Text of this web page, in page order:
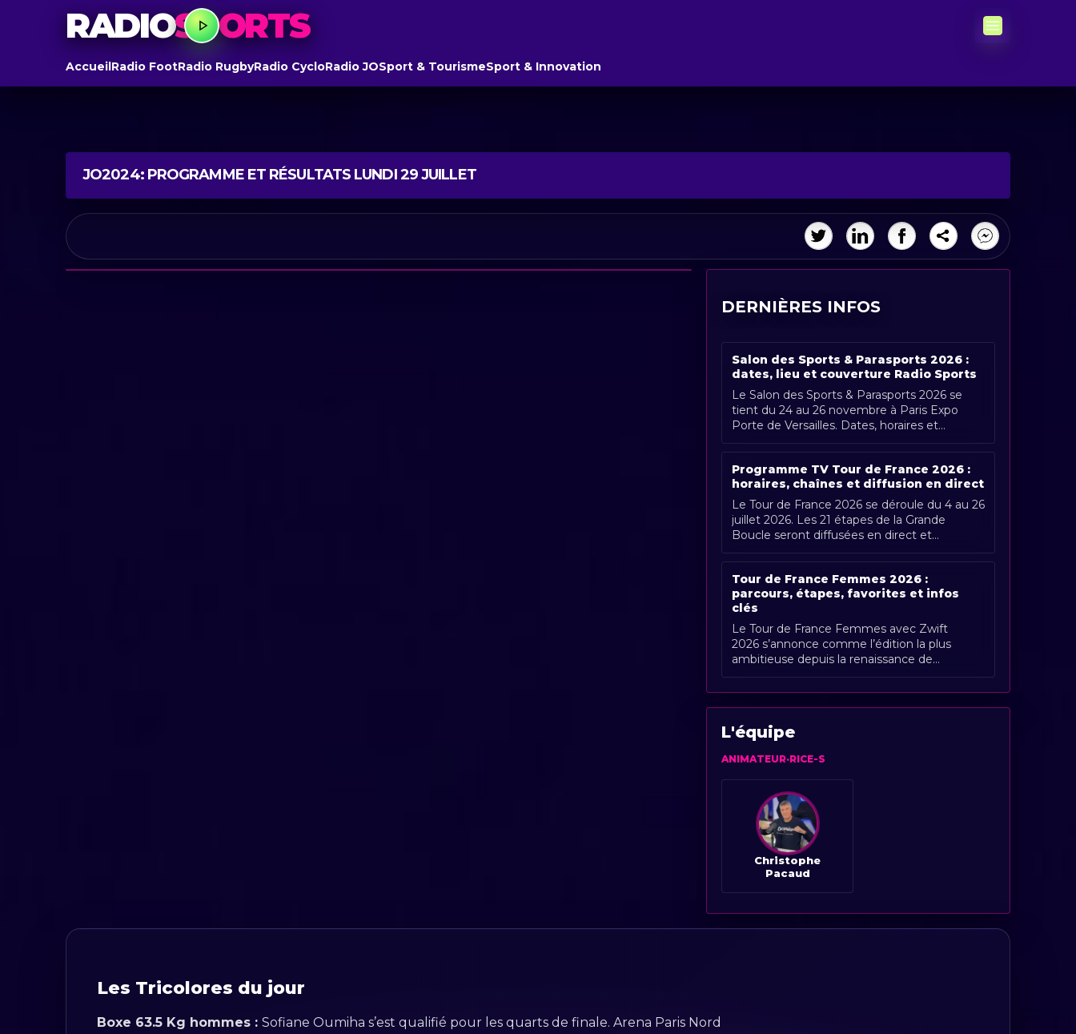
RADIOSPORTS
AccueilRadio FootRadio RugbyRadio CycloRadio JOSport & TourismeSport & Innovation
JO2024: PROGRAMME ET RÉSULTATS LUNDI 29 JUILLET
DERNIÈRES INFOS
Salon des Sports & Parasports 2026 :
dates, lieu et couverture Radio Sports
Le Salon des Sports & Parasports 2026 se
tient du 24 au 26 novembre à Paris Expo
Porte de Versailles. Dates, horaires et
couverture Radio Sports.
Programme TV Tour de France 2026 :
horaires, chaînes et diffusion en direct
Le Tour de France 2026 se déroule du 4 au 26
juillet 2026. Les 21 étapes de la Grande
Boucle seront diffusées en direct et
gratuitement en France par France [...]
Tour de France Femmes 2026 :
parcours, étapes, favorites et infos
clés
Le Tour de France Femmes avec Zwift
2026 s’annonce comme l’édition la plus
ambitieuse depuis la renaissance de
l’épreuve. Organisée du 1er au 9 août 2026,
[...]
L'équipe
ANIMATEUR·RICE-S
Christophe
Pacaud
Les Tricolores du jour
Boxe 63.5 Kg hommes :Sofiane Oumiha s’est qualifié pour les quarts de finale. Arena Paris Nord